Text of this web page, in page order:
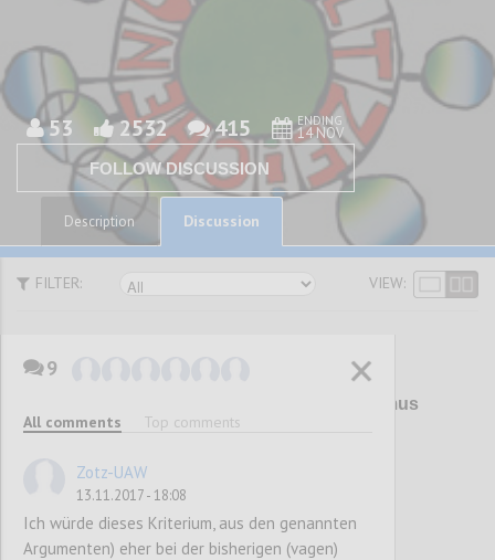
53 2532 415 ENDING
14 NOV
FOLLOW DISCUSSION
Description Discussion
FILTER: VIEW:
Überarbeitung Umweltzeichen Tourismus
und Freizeitwirtschaft (UZ 200)
9
All comments Top comments
Zotz-UAW
13.11.2017 - 18:08
Ich würde dieses Kriterium, aus den genannten
Argumenten) eher bei der bisherigen (vagen)